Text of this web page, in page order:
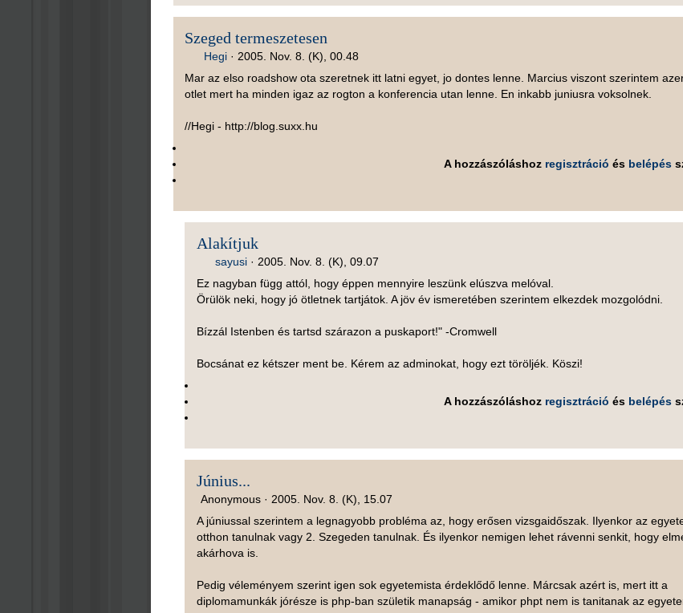
Szeged termeszetesen
Hegi · 2005. Nov. 8. (K), 00.48
Mar az elso roadshow ota szeretnek itt latni egyet, jo dontes lenne. Marcius viszont szerintem
otlet mert ha minden igaz az rogton a konferencia utan lenne. En inkabb juniusra voksolnek.
//Hegi - http://blog.suxx.hu
A hozzászóláshoz regisztráció és belépés
Alakítjuk
sayusi · 2005. Nov. 8. (K), 09.07
Ez nagyban függ attól, hogy éppen mennyire leszünk elúszva melóval.
Örülök neki, hogy jó ötletnek tartjátok. A jöv év ismeretében szerintem elkezdek mozgolódni.
Bízzál Istenben és tartsd szárazon a puskaport!" -Cromwell
Bocsánat ez kétszer ment be. Kérem az adminokat, hogy ezt töröljék. Köszi!
A hozzászóláshoz regisztráció és belépés
Június...
Anonymous · 2005. Nov. 8. (K), 15.07
A júniussal szerintem a legnagyobb probléma az, hogy erősen vizsgaidőszak. Ilyenkor az
otthon tanulnak vagy 2. Szegeden tanulnak. És ilyenkor nemigen lehet rávenni senkit, hogy
akárhova is.
Pedig véleményem szerint igen sok egyetemista érdeklődő lenne. Márcsak azért is, mert itt a
diplomamunkák jórésze is php-ban születik manapság - amikor phpt nem is tanitanak az